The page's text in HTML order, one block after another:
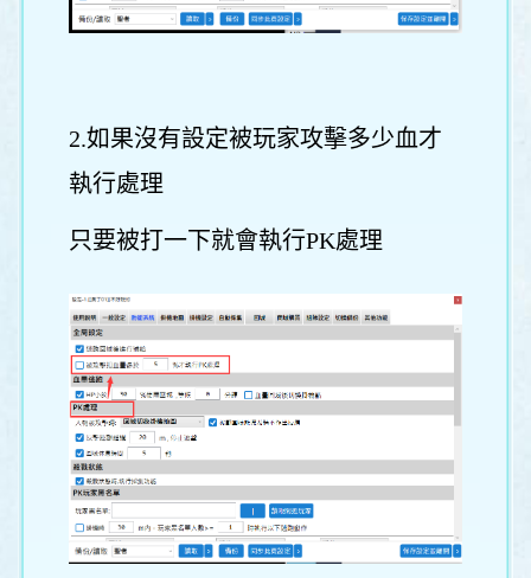
2.如果沒有設定被玩家攻擊多少血才
執行處理
只要被打一下就會執行PK處理